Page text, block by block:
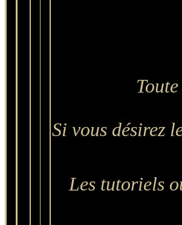
Si vous désirez
Les tutoriels